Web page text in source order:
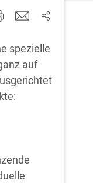
spezielle
auf